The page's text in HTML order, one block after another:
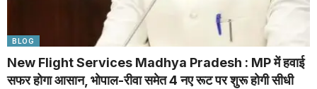
BLOG
New Flight Services Madhya Pradesh : MP में हवाई
सफर होगा आसान, भोपाल-रीवा समेत 4 नए रूट पर शुरू होगी सीधी